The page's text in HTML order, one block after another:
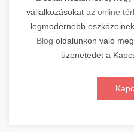
vállalkozásokat az online
legmodernebb
Blog oldalunkon való
üzenetedet a